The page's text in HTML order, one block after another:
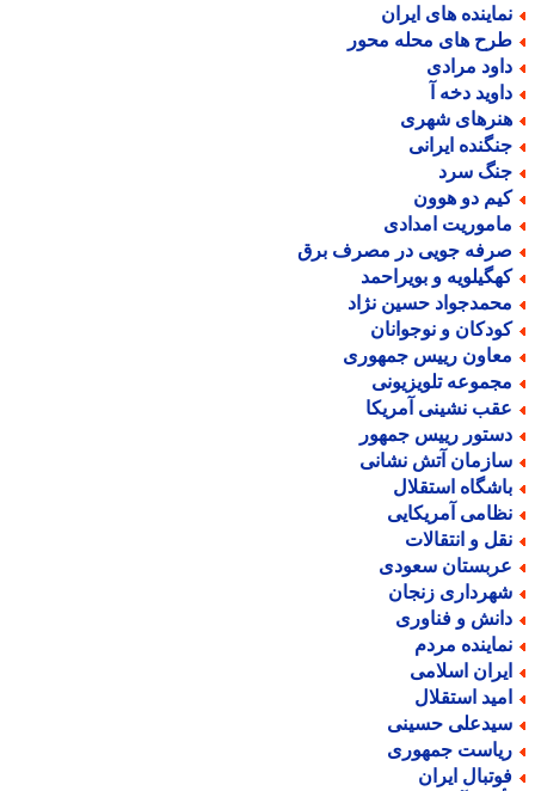
های ایران
های محله محور
مرادی
دخه آ
شهری
ایرانی
سرد
دو هوون
امدادی
جویی در مصرف برق
و بویراحمد
حسین نژاد
و نوجوانان
رییس جمهوری
تلویزیونی
نشینی آمریکا
رییس جمهور
آتش نشانی
استقلال
آمریکایی
و انتقالات
سعودی
زنجان
و فناوری
مردم
اسلامی
استقلال
حسینی
جمهوری
ایران